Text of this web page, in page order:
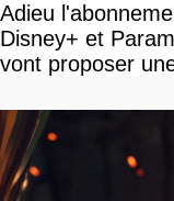
Adieu
Disney+ et
vont proposer